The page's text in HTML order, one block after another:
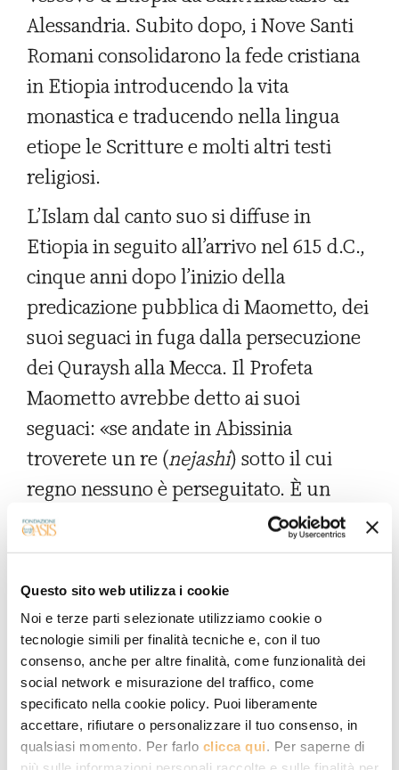
Questo sito web utilizza i cookie
Noi e terze parti selezionate utilizziamo cookie o
tecnologie simili per finalità tecniche e, con il tuo
consenso, anche per altre finalità, come funzionalità dei
social network e misurazione del traffico, come
specificato nella cookie policy. Puoi liberamente
accettare, rifiutare o personalizzare il tuo consenso, in
qualsiasi momento. Per farlo clicca qui. Per saperne di
Alessandria. Subito dopo, i Nove Santi
Romani consolidarono la fede cristiana
in Etiopia introducendo la vita
monastica e traducendo nella lingua
etiope le Scritture e molti altri testi
religiosi.
L’Islam dal canto suo si diffuse in
Etiopia in seguito all’arrivo nel 615 d.C.,
cinque anni dopo l’inizio della
predicazione pubblica di Maometto, dei
suoi seguaci in fuga dalla persecuzione
dei Quraysh alla Mecca. Il Profeta
Maometto avrebbe detto ai suoi
seguaci: «se andate in Abissinia
troverete un re (nejashi) sotto il cui
regno nessuno è perseguitato. È un
regno di giustizia in cui Dio vi farà
trovare sollievo da quanto state
soffrendo». In quel periodo l’impero di
Axum era uno dei più grandi regni
conosciuti sulla terra e il suo dominio si
estendeva fino all’Arabia meridionale. Si
dice che il Re Kaleb, venerato come
santo in tutto il regno, in Oriente e in
Occidente, abbia organizzato all’inizio